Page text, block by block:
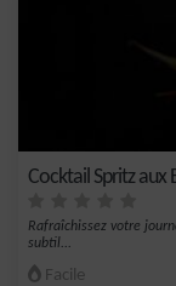
Cocktail Spritz aux
Rafraîchissez votre
subtil...
Facile